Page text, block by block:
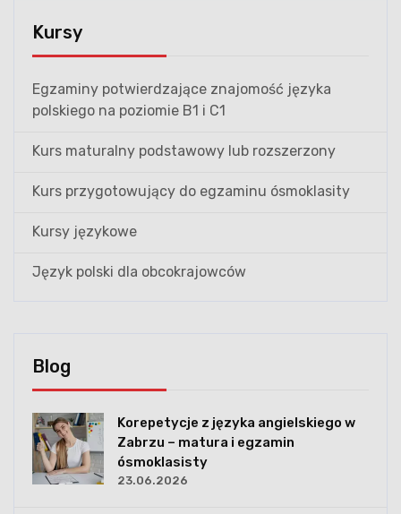
Kursy
Egzaminy potwierdzające znajomość języka
polskiego na poziomie B1 i C1
Kurs maturalny podstawowy lub rozszerzony
Kurs przygotowujący do egzaminu ósmoklasity
Kursy językowe
Język polski dla obcokrajowców
Blog
Korepetycje z języka angielskiego w
Zabrzu – matura i egzamin
ósmoklasisty
23.06.2026